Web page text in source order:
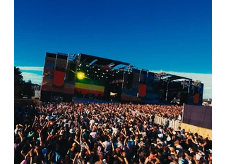
Centro Cultural Estación Mapocho, espacio
que albergará durante dos jornadas una
pro